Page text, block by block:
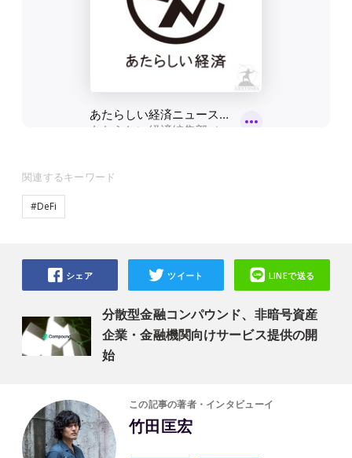
関連するキーワード
#DeFi
分散型金融コンパウンド、非暗号資産
企業・金融機関向けサービス提供の開
始
シェア ツイート LINEで送る
この記事の著者・インタビューイ
竹田匡宏